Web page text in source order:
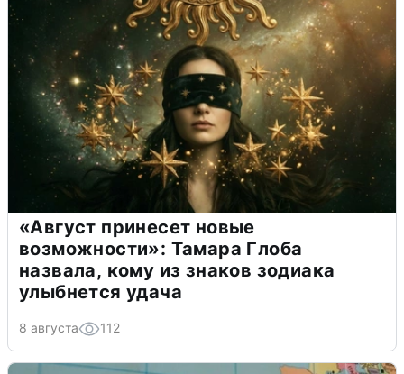
«Август принесет новые
возможности»: Тамара Глоба
назвала, кому из знаков зодиака
улыбнется удача
8 августа 112